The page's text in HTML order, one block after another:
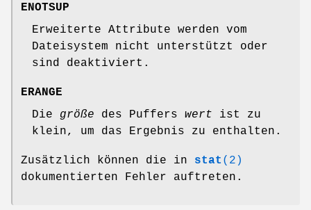
ENOTSUP
Erweiterte Attribute werden vom
Dateisystem nicht unterstützt oder
sind deaktiviert.
ERANGE
Die größe des Puffers wert ist zu
klein, um das Ergebnis zu enthalten.
Zusätzlich können die in stat (2)
dokumentierten Fehler auftreten.